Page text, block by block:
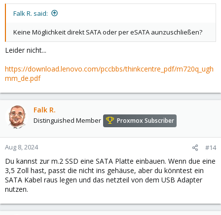
Falk R. said:
Keine Möglichkeit direkt SATA oder per eSATA aunzuschließen?
Leider nicht...
https://download.lenovo.com/pccbbs/thinkcentre_pdf/m720q_ugh
mm_de.pdf
Falk R.
Distinguished Member Proxmox Subscriber
Aug 8, 2024 #14
Du kannst zur m.2 SSD eine SATA Platte einbauen. Wenn due eine
3,5 Zoll hast, passt die nicht ins gehäuse, aber du könntest ein
SATA Kabel raus legen und das netzteil von dem USB Adapter
nutzen.